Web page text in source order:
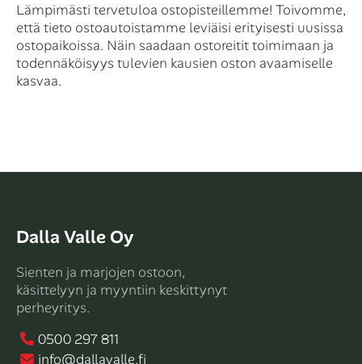
Lämpimästi tervetuloa ostopisteillemme! Toivomme,
että tieto ostoautoistamme leviäisi erityisesti uusissa
ostopaikoissa. Näin saadaan ostoreitit toimimaan ja
todennäköisyys tulevien kausien oston avaamiselle
kasvaa.
Dalla Valle Oy
Sienten ja marjojen ostoon,
käsittelyyn ja myyntiin keskittynyt
perheyritys.
0500 297 811
info@dallavalle.fi